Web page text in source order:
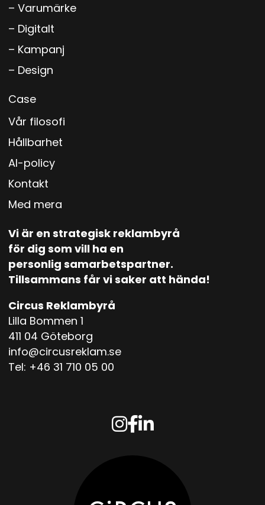
– Varumärke
– Digitalt
– Kampanj
– Design
Case
Vår filosofi
Hållbarhet
AI-policy
Kontakt
Med mera
Vi är en strategisk reklambyrå
för dig som vill ha en
personlig samarbetspartner.
Tillsammans får vi saker att hända!
Circus Reklambyrå
Lilla Bommen 1
411 04 Göteborg
info@circusreklam.se
Tel: +46 31 710 05 00